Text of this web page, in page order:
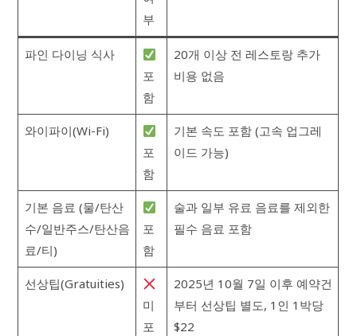
부
파인 다이닝 식사
포
함
20개 이상 전 레스토랑 추가
비용 없음
와이파이(Wi-Fi)
포
함
기본 속도 포함 (고속 업그레
이드 가능)
기본 음료 (물/탄산
수/일반주스/탄산음
료/티)
포
함
술과 일부 유료 음료를 제외한
필수 음료 포함
선상팁(Gratuities)
미
포
2025년 10월 7일 이후 예약건
부터 선상팁 별도, 1인 1박당
$22